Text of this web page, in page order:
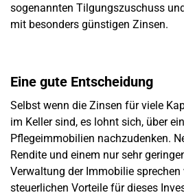
sogenannten Tilgungszuschuss
mit besonders günstigen Zinsen.
Eine gute Entscheidung
Selbst wenn die Zinsen für viele
im Keller sind, es lohnt sich, über
Pflegeimmobilien nachzudenken.
Rendite und einem nur sehr
Verwaltung der Immobilie
steuerlichen Vorteile für dieses